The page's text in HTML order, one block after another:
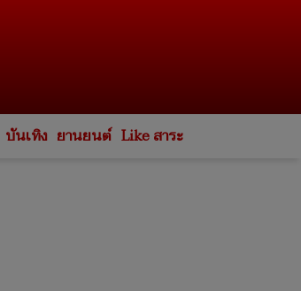
บันเทิง ยานยนต์ Like สาระ